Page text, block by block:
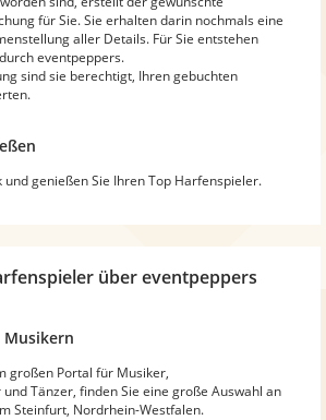
für Sie. Sie erhalten darin nochmals eine
aller Details. Für Sie entstehen
eventpeppers.
sind sie berechtigt, Ihren gebuchten
und genießen Sie Ihren Top Harfenspieler.
über eventpeppers
Musikern
großen Portal für Musiker,
Tänzer, finden Sie eine große Auswahl an
Steinfurt, Nordrhein-Westfalen.